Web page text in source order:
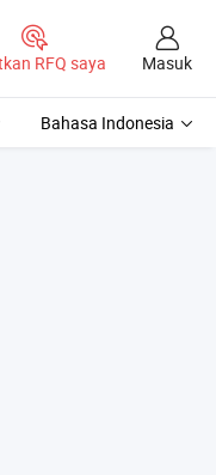
RFQ saya Masuk
Bahasa Indonesia